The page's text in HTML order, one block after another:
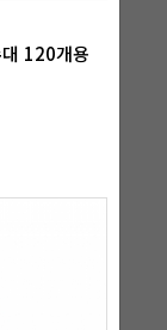
120개용